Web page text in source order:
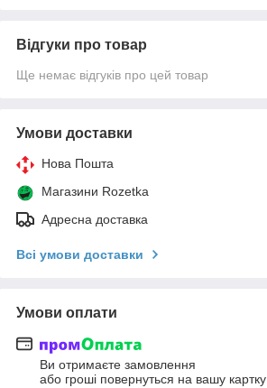
Відгуки про товар
Ще немає відгуків про цей товар
Умови доставки
Нова Пошта
Магазини Rozetka
Адресна доставка
Всі умови доставки
Умови оплати
Ви отримаєте замовлення
або гроші повернуться на вашу картку